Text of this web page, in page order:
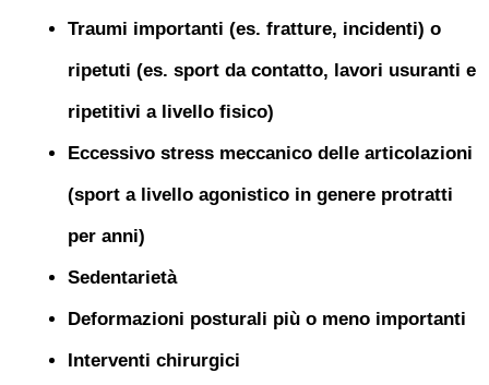
Traumi importanti (es. fratture, incidenti) o
ripetuti (es. sport da contatto, lavori usuranti e
ripetitivi a livello fisico)
Eccessivo stress meccanico delle articolazioni
(sport a livello agonistico in genere protratti
per anni)
Sedentarietà
Deformazioni posturali più o meno importanti
Interventi chirurgici